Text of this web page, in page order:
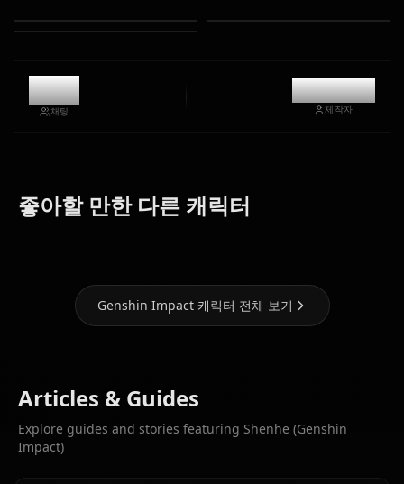
1.1k
채팅
@kanashi
제작자
좋아할 만한 다른 캐릭터
(Genshin
(Genshin
Genshin Impact 캐릭터 전체 보기
Articles & Guides
Explore guides and stories featuring Shenhe (Genshin
Impact)